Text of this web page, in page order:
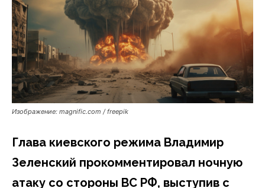
Изображение: magnific.com / freepik
Глава киевского режима Владимир
Зеленский прокомментировал ночную
атаку со стороны ВС РФ, выступив с